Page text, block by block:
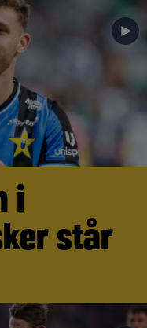
►
i
står